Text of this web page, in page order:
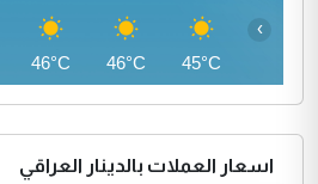
45°C
46°C
46°C
›
اسعار العملات بالدينار العراقي